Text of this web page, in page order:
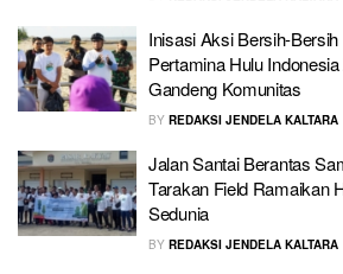
Inisasi Aksi Bersih-
Pertamina Hulu
Gandeng Komunitas
BY REDAKSI JENDELA KALTARA
Jalan Santai Berantas
Tarakan Field Ramaikan
Sedunia
BY REDAKSI JENDELA KALTARA